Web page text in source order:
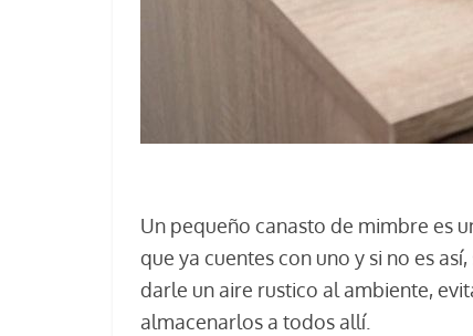
Un pequeño canasto de mimbre es
que ya cuentes con uno y si no es
darle un aire rustico al ambiente,
almacenarlos a todos allí.